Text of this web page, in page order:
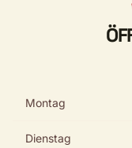
Montag
Dienstag